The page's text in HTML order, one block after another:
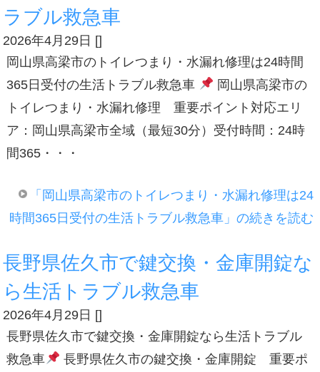
ラブル救急車
2026年4月29日 []
岡山県高梁市のトイレつまり・水漏れ修理は24時間
365日受付の生活トラブル救急車
岡山県高梁市の
トイレつまり・水漏れ修理 重要ポイント対応エリ
ア：岡山県高梁市全域（最短30分）受付時間：24時
間365・・・
「岡山県高梁市のトイレつまり・水漏れ修理は24
時間365日受付の生活トラブル救急車」の続きを読む
長野県佐久市で鍵交換・金庫開錠な
ら生活トラブル救急車
2026年4月29日 []
長野県佐久市で鍵交換・金庫開錠なら生活トラブル
救急車
長野県佐久市の鍵交換・金庫開錠 重要ポ